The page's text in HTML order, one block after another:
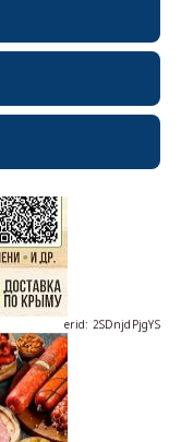
erid: 2SDnjcrDNw6
erid: 2SDnjdvhGXG